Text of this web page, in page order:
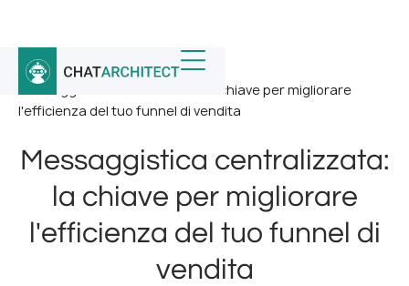
Home / Notizia /
Messaggistica centralizzata: la chiave per migliorare
l'efficienza del tuo funnel di vendita
Messaggistica centralizzata:
la chiave per migliorare
l'efficienza del tuo funnel di
vendita